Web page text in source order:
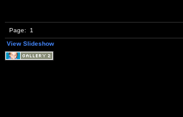
Page:
1
View Slideshow